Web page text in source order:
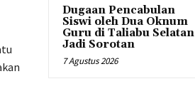
Dugaan Pencabulan
Siswi oleh Dua Oknum
Guru di Taliabu Selatan
Jadi Sorotan
7 Agustus 2026